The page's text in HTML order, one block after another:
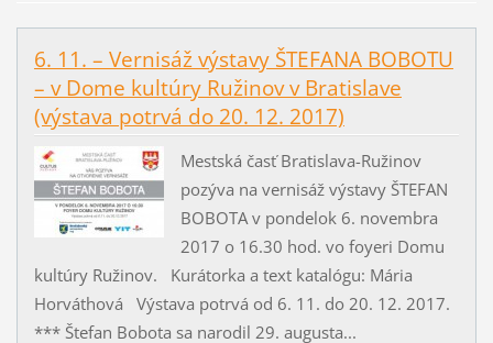
6. 11. – Vernisáž výstavy ŠTEFANA BOBOTU
– v Dome kultúry Ružinov v Bratislave
(výstava potrvá do 20. 12. 2017)
Mestská časť Bratislava-Ružinov
pozýva na vernisáž výstavy ŠTEFAN
BOBOTA v pondelok 6. novembra
2017 o 16.30 hod. vo foyeri Domu
kultúry Ružinov. Kurátorka a text katalógu: Mária
Horváthová Výstava potrvá od 6. 11. do 20. 12. 2017.
*** Štefan Bobota sa narodil 29. augusta...